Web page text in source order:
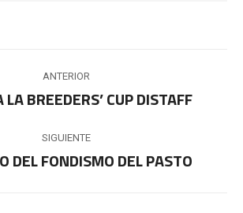
ANTERIOR
Publicación
BREEDERS’ CUP DISTAFF
SIGUIENTE
Publicación
DEL FONDISMO DEL PASTO